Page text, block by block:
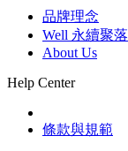
品牌理念
Well 永續聚落
About Us
Help Center
條款與規範